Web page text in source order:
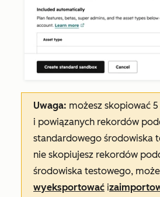
Uwaga: możesz skopiować
i powiązanych rekordów
standardowego środowiska
nie skopiujesz rekordów
środowiska testowego,
wyeksportować i